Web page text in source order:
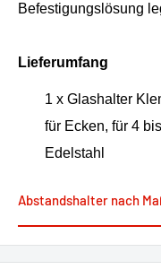
Befestigungslösung
Lieferumfang
1 x Glashalter
für Ecken, für 4
Edelstahl
Abstandshalter nach